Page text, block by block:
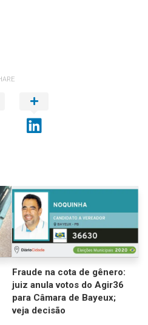
Fraude na cota de gênero:
juiz anula votos do Agir36
para Câmara de Bayeux;
veja decisão